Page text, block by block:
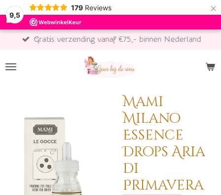
9,5
179 Reviews ×
Gratis verzending vanaf €75,- binnen Nederland
Mami
Milano
Essence
Drops Aria
di
Primavera